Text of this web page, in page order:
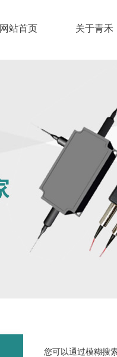
网站首页 关于青禾
您可以通过模糊搜